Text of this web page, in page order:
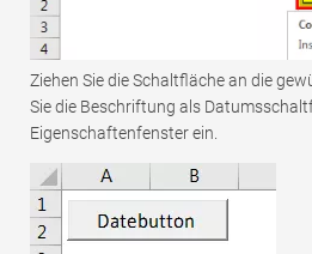
Ziehen Sie die Schaltfläche an die
Sie die Beschriftung als
Eigenschaftenfenster ein.